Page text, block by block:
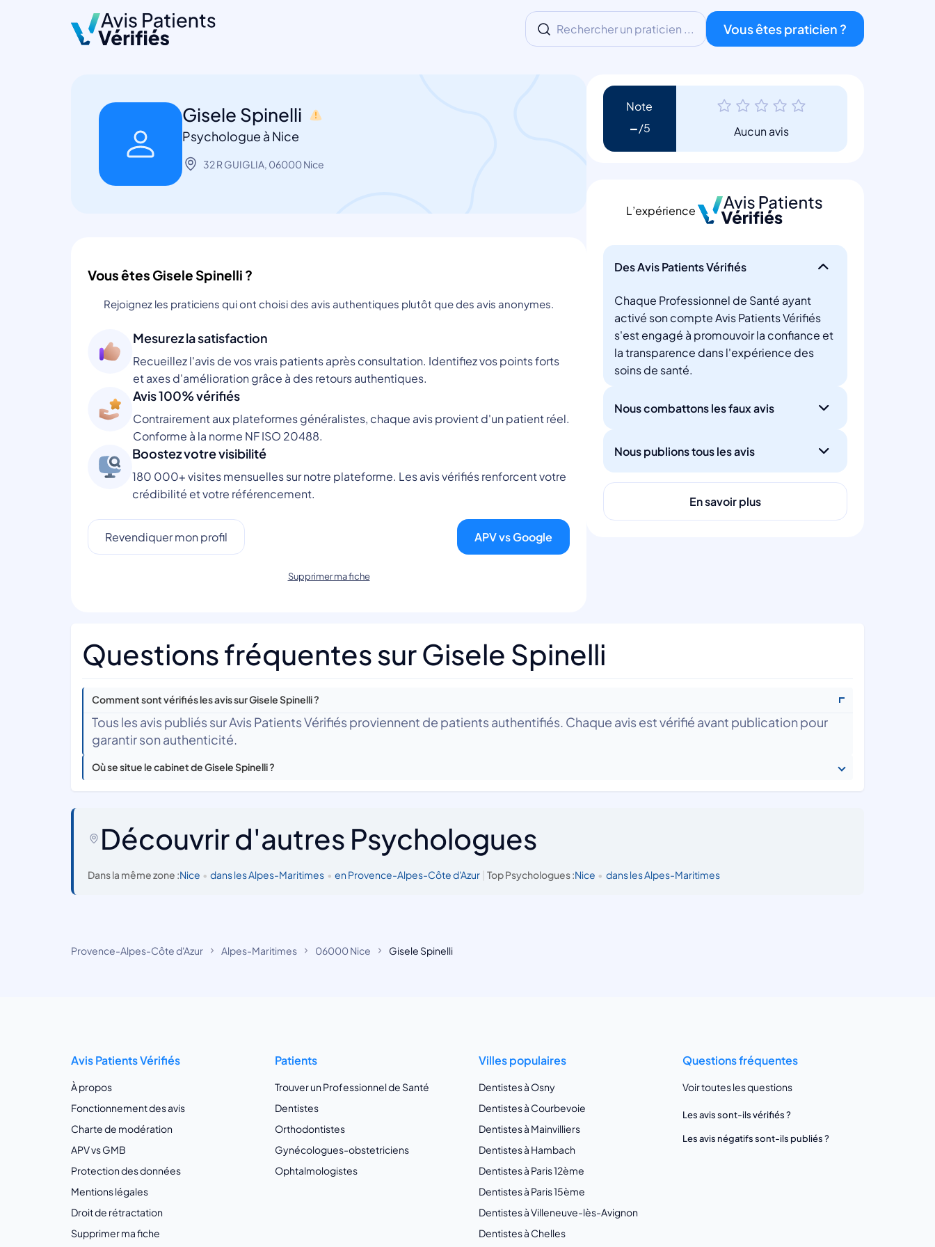
Rechercher un praticien ... Vous êtes praticien ?
Gisele Spinelli
Psychologue à Nice
32 R GUIGLIA, 06000 Nice
Vous êtes Gisele Spinelli ?
Rejoignez les praticiens qui ont choisi des avis authentiques plutôt que des avis anonymes.
Mesurez la satisfaction
Recueillez l'avis de vos vrais patients après consultation. Identifiez vos points forts
et axes d'amélioration grâce à des retours authentiques.
Avis 100% vérifiés
Contrairement aux plateformes généralistes, chaque avis provient d'un patient réel.
Conforme à la norme NF ISO 20488.
Boostez votre visibilité
180 000+ visites mensuelles sur notre plateforme. Les avis vérifiés renforcent votre
crédibilité et votre référencement.
Revendiquer mon profil APV vs Google
Supprimer ma fiche
Note
- Aucun avis
L’expérience
Des Avis Patients Vérifiés
Chaque Professionnel de Santé ayant
activé son compte Avis Patients Vérifiés
s'est engagé à promouvoir la confiance et
la transparence dans l'expérience des
soins de santé.
Nous combattons les faux avis
Nous publions tous les avis
En savoir plus
Questions fréquentes sur Gisele Spinelli
Comment sont vérifiés les avis sur Gisele Spinelli ?
Tous les avis publiés sur Avis Patients Vérifiés proviennent de patients authentifiés. Chaque avis est vérifié avant publication pour
garantir son authenticité.
Où se situe le cabinet de Gisele Spinelli ?
Découvrir d'autres Psychologues
Dans la même zone :Nice • dans les Alpes-Maritimes • en Provence-Alpes-Côte d'Azur | Top Psychologues :Nice • dans les Alpes-Maritimes
Provence-Alpes-Côte d'Azur Alpes-Maritimes 06000 Nice Gisele Spinelli
Avis Patients Vérifiés
À propos
Fonctionnement des avis
Charte de modération
APV vs GMB
Protection des données
Mentions légales
Droit de rétractation
Supprimer ma fiche
Patients
Trouver un Professionnel de Santé
Dentistes
Orthodontistes
Gynécologues-obstetriciens
Ophtalmologistes
Villes populaires
Dentistes à Osny
Dentistes à Courbevoie
Dentistes à Mainvilliers
Dentistes à Hambach
Dentistes à Paris 12ème
Dentistes à Paris 15ème
Dentistes à Villeneuve-lès-Avignon
Dentistes à Chelles
Questions fréquentes
Voir toutes les questions
Les avis sont-ils vérifiés ?
Les avis négatifs sont-ils publiés ?